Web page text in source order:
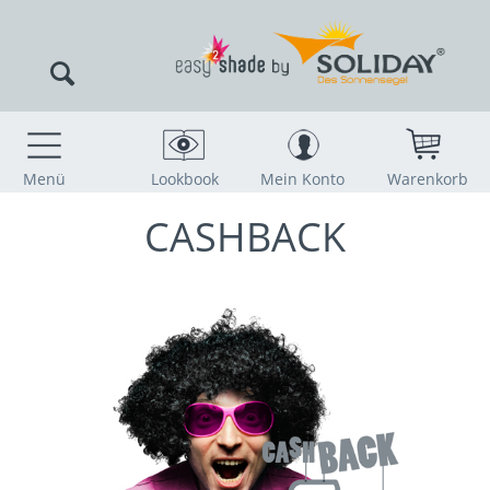
Menü Lookbook Mein Konto Warenkorb
CASHBACK